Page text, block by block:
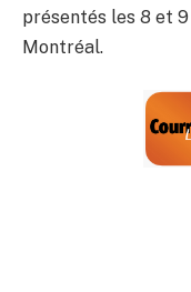
présentés les 8 et
Montréal.